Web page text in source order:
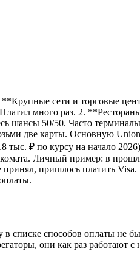
**Крупные сети и торговые
много раз. 2.
50/50. Часто
две карты. Основную
₽ по курсу на начало
Личный пример: в
пришлось платить
списке способов оплаты не
они как раз работают